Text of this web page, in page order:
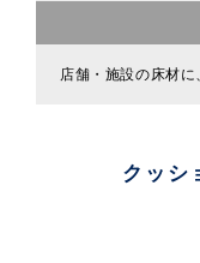
店舗・施設の床材
クッシ